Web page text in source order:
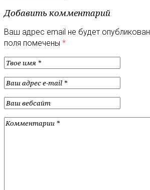
Добавить комментарий
Ваш адрес email не будет опубликован.
поля помечены *